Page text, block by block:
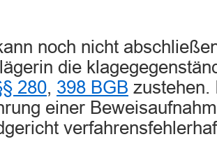
noch nicht
die
280, 398 BGB zustehen.
einer